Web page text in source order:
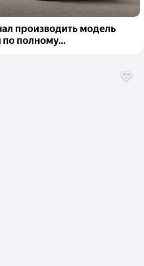
производить модель
по полному...